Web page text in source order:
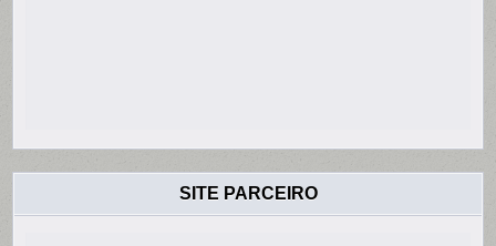
SITE PARCEIRO